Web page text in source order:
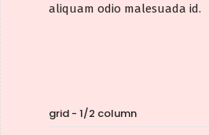
aliquam odio malesuada id.
grid - 1/2 column